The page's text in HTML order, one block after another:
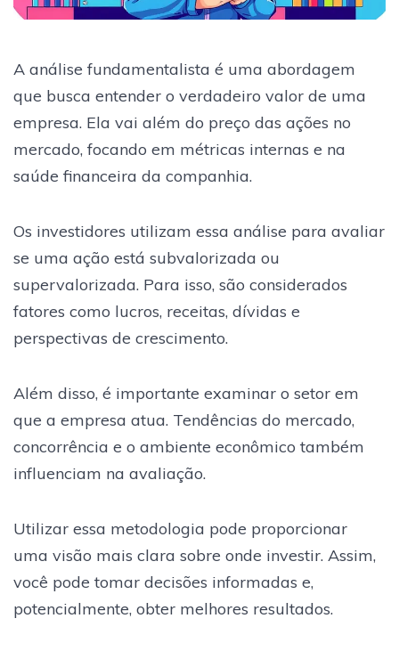
A análise fundamentalista é uma abordagem
que busca entender o verdadeiro valor de uma
empresa. Ela vai além do preço das ações no
mercado, focando em métricas internas e na
saúde financeira da companhia.
Os investidores utilizam essa análise para avaliar
se uma ação está subvalorizada ou
supervalorizada. Para isso, são considerados
fatores como lucros, receitas, dívidas e
perspectivas de crescimento.
Além disso, é importante examinar o setor em
que a empresa atua. Tendências do mercado,
concorrência e o ambiente econômico também
influenciam na avaliação.
Utilizar essa metodologia pode proporcionar
uma visão mais clara sobre onde investir. Assim,
você pode tomar decisões informadas e,
potencialmente, obter melhores resultados.